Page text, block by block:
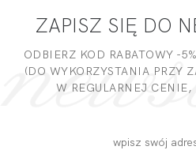
Skład
nam w tym
ZAPISZ SIĘ DO
ODBIERZ KOD RABATOWY -
(DO WYKORZYSTANIA PRZY
W REGULARNEJ